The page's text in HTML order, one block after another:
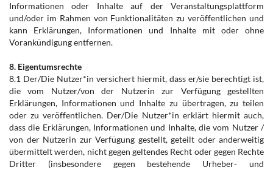
Informationen oder Inhalte auf der Veranstaltungsplattform
und/oder im Rahmen von Funktionalitäten zu veröffentlichen und
kann Erklärungen, Informationen und Inhalte mit oder ohne
Vorankündigung entfernen.
8. Eigentumsrechte
8.1 Der/Die Nutzer*in versichert hiermit, dass er/sie berechtigt ist,
die vom Nutzer/von der Nutzerin zur Verfügung gestellten
Erklärungen, Informationen und Inhalte zu übertragen, zu teilen
oder zu veröffentlichen. Der/Die Nutzer*in erklärt hiermit auch,
dass die Erklärungen, Informationen und Inhalte, die vom Nutzer /
von der Nutzerin zur Verfügung gestellt, geteilt oder anderweitig
übermittelt werden, nicht gegen geltendes Recht oder gegen Rechte
Dritter (insbesondere gegen bestehende Urheber- und